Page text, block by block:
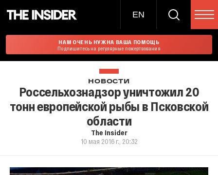
EN
НАМ ОЧЕНЬ НУЖНА ВАША ПОМОЩЬ
Подпишитесь на регулярные пожертвования
НОВОСТИ
Россельхознадзор уничтожил 20
тонн европейской рыбы в Псковской
области
The Insider
10 мая 2016 г., 20:32